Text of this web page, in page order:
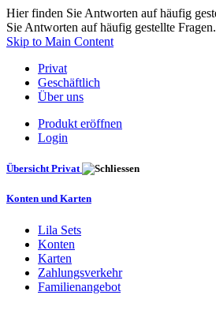
Hier finden Sie Antworten auf häufig
Sie Antworten auf häufig gestellte Fragen.
Skip to Main Content
Privat
Geschäftlich
Über uns
Produkt eröffnen
Login
Übersicht Privat
Konten und Karten
Lila Sets
Konten
Karten
Zahlungsverkehr
Familienangebot